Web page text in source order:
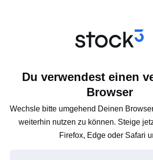
Du verwendest einen
Browser
Wechsle bitte umgehend Deinen
weiterhin nutzen zu können. Steige
Firefox, Edge oder Safari